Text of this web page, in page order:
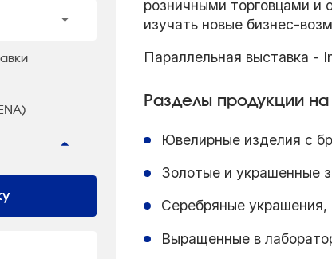
розничными торговцами и
изучать новые бизнес-
Параллельная выставка -
Разделы продукции на
Ювелирные изделия с
Золотые и украшенные
Серебряные
Выращенные в